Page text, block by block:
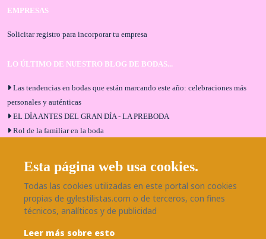
EMPRESAS
Solicitar registro para incorporar tu empresa
LO ÚLTIMO DE NUESTRO BLOG DE BODAS...
Las tendencias en bodas que están marcando este año: celebraciones más
personales y auténticas
EL DÍA ANTES DEL GRAN DÍA - LA PREBODA
Rol de la familiar en la boda
Bodas en Alhaurín de la Torre: entrevista exclusiva con Bodaeventos
Málaga
¿Cómo será tu boda?
Blog de bodas
SÍGUENOS EN NUESTRAS REDES
Esta página web usa cookies.
Todas las cookies utilizadas en este portal son cookies
propias de gylestilistas.com o de terceros, con fines
técnicos, analíticos y de publicidad
Leer más sobre esto